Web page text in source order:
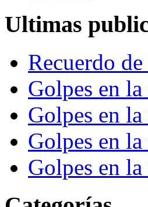
Ultimas
Recuerdo
Golpes en la
Golpes en la
Golpes en la
Golpes en la